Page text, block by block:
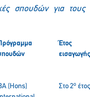
σπουδών για τους
Έτος
εισαγωγής
(Hons)
Στο 2ο έτος